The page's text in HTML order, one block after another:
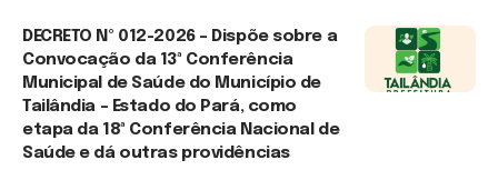
DECRETO Nº 012-2026 – Dispõe sobre a
Convocação da 13ª Conferência
Municipal de Saúde do Município de
Tailândia – Estado do Pará, como
etapa da 18ª Conferência Nacional de
Saúde e dá outras providências